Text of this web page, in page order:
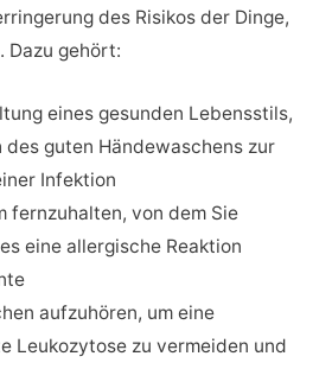
des Risikos der Dinge,
Dazu gehört:
eines gesunden Lebensstils,
guten Händewaschens zur
Infektion
fernzuhalten, von dem Sie
eine allergische Reaktion
aufzuhören, um eine
Leukozytose zu vermeiden und